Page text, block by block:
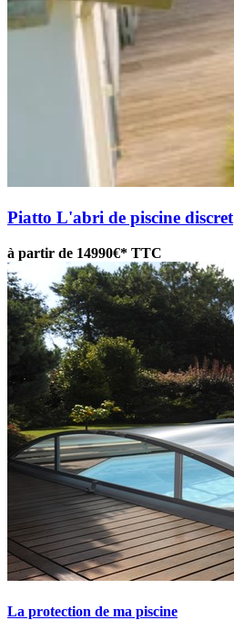
Piatto L'abri de piscine discret
à partir de 14990€* TTC
La protection de ma piscine